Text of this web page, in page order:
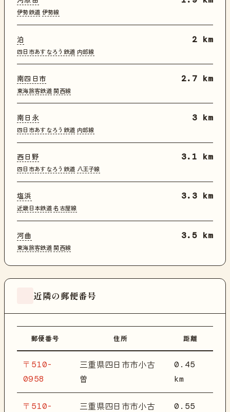
伊勢鉄道 伊勢線
泊
四日市あすなろう鉄道 内部線
2 km
南四日市
東海旅客鉄道 関西線
2.7 km
南日永
四日市あすなろう鉄道 内部線
3 km
西日野
四日市あすなろう鉄道 八王子線
3.1 km
塩浜
近畿日本鉄道 名古屋線
3.3 km
河曲
東海旅客鉄道 関西線
3.5 km
近隣の郵便番号
郵便番号 住所 距離
〒510-
0958
三重県四日市市小古
曽
0.45
km
〒510-
三重県四日市市小古
0.55